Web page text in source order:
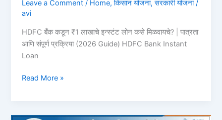
Loan
Leave a Comment / Home,किसान योजना,सरकारी योजना/
avi
HDFC बँक कडून ₹1 लाखाचे इन्स्टंट लोन कसे मिळवायचे? | पात्रता
आणि संपूर्ण प्रक्रिया (2026 Guide) HDFC Bank Instant
Loan
HDFC
₹1
Read More »